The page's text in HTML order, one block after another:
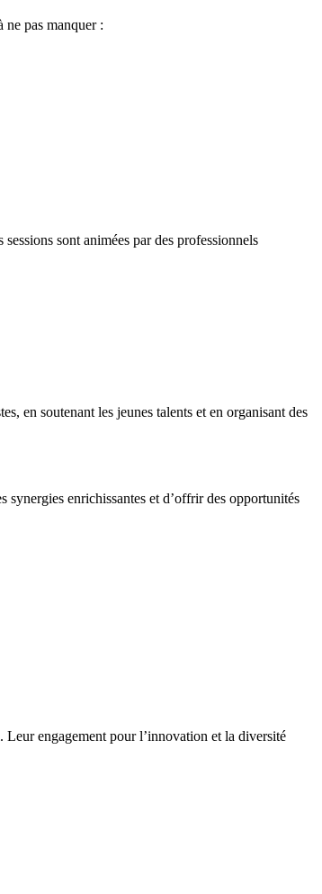
ne pas manquer :
sont animées par des professionnels
en soutenant les jeunes talents et en organisant des
synergies enrichissantes et d’offrir des opportunités
engagement pour l’innovation et la diversité